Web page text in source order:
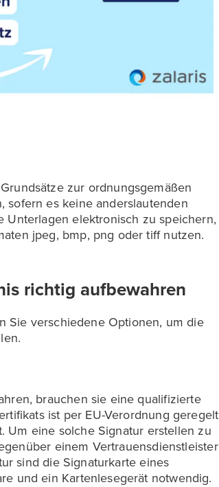
zur ordnungsgemäßen
sofern es keine anderslautenden
Unterlagen elektronisch zu speichern,
jpeg, bmp, png oder tiff nutzen.
richtig aufbewahren
Sie verschiedene Optionen, um die
brauchen sie eine qualifizierte
ist per EU-Verordnung geregelt
Um eine solche Signatur erstellen zu
einem Vertrauensdienstleister
sind die Signaturkarte eines
und ein Kartenlesegerät notwendig.